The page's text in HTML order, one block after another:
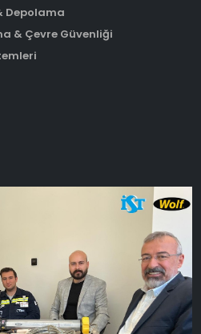
Depolama
& Çevre Güvenliği